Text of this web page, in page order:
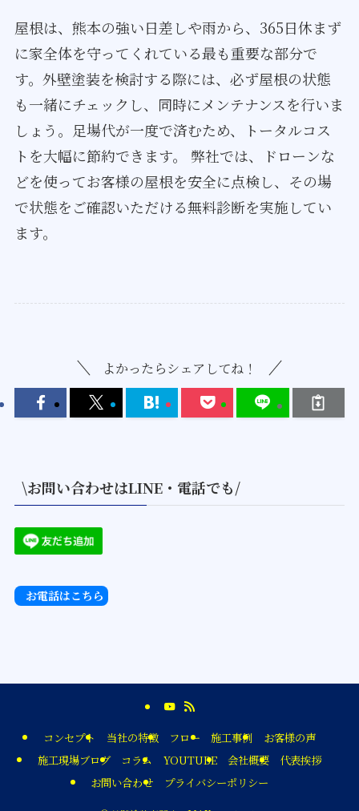
屋根は、熊本の強い日差しや雨から、365日休まず
に家全体を守ってくれている最も重要な部分で
す。外壁塗装を検討する際には、必ず屋根の状態
も一緒にチェックし、同時にメンテナンスを行いま
しょう。足場代が一度で済むため、トータルコス
トを大幅に節約できます。 弊社では、ドローンな
どを使ってお客様の屋根を安全に点検し、その場
で状態をご確認いただける無料診断を実施してい
ます。
よかったらシェアしてね！
\お問い合わせはLINE・電話でも/
お電話はこちら
コンセプト 当社の特徴 フロー 施工事例
お客様の声
施工現場ブログ
コラム YOUTUBE 会社概要
代表挨拶
お問い合わせ
プライバシーポリシー